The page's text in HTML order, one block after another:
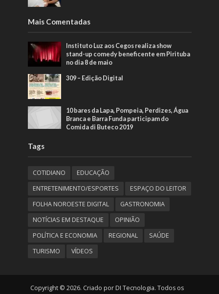
Mais Comentadas
Instituto Luz aos Cegos realiza show
stand-up comedy beneficente em Pirituba
no dia 8 de maio
309 – Edição Digital
10 bares da Lapa, Pompeia, Perdizes, Água
Branca e Barra Funda participam do
Comida di Buteco 2019
Tags
COTIDIANO
EDUCAÇÃO
ENTRETENIMENTO/ESPORTES
ESPAÇO DO LEITOR
FOLHA NOROESTE DIGITAL
GASTRONOMIA
NOTÍCIAS EM DESTAQUE
OPINIÃO
POLÍTICA E ECONOMIA
REGIONAL
SAÚDE
TURISMO
VÍDEOS
Copyright © 2026. Criado por DI Tecnologia. Todos os